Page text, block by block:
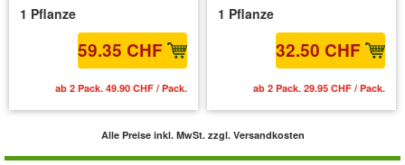
1 Pflanze
59.35 CHF
ab 2 Pack. 49.90 CHF / Pack.
1 Pflanze
32.50 CHF
ab 2 Pack. 29.95 CHF / Pack.
Alle Preise inkl. MwSt. zzgl. Versandkosten